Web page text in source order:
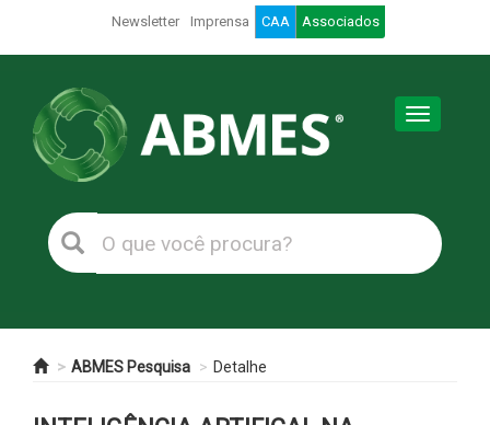
Newsletter Imprensa CAA Associados
Toggle
ABMES Pesquisa Detalhe